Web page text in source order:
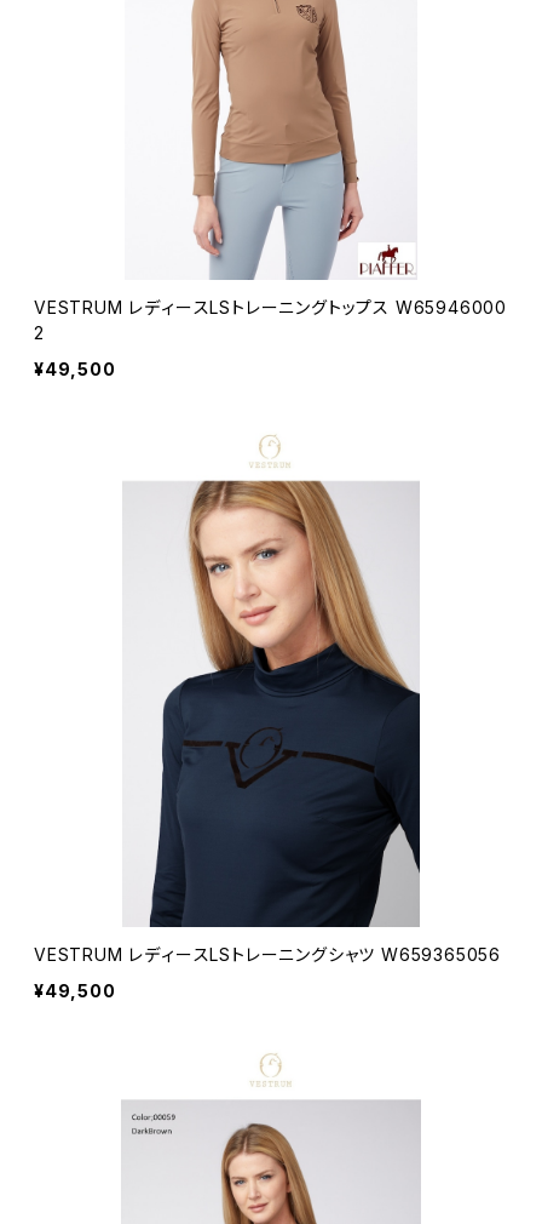
VESTRUM レディースLSトレーニングトップス W65946000
2
¥49,500
VESTRUM レディースLSトレーニングシャツ W659365056
¥49,500